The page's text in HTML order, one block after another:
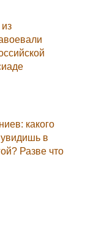
какого
в
Разве что